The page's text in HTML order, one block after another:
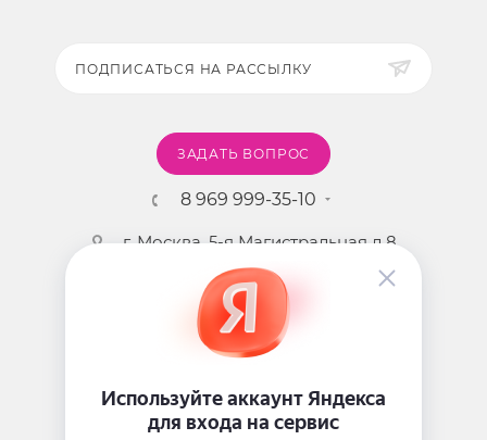
ПОДПИСАТЬСЯ НА РАССЫЛКУ
ЗАДАТЬ ВОПРОС
8 969 999-35-10
г. Москва, 5-я Магистральная д.8